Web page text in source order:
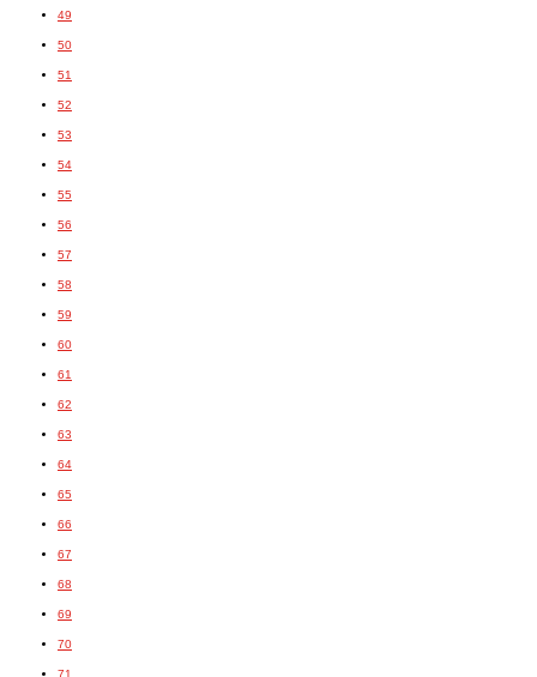
49
50
51
52
53
54
55
56
57
58
59
60
61
62
63
64
65
66
67
68
69
70